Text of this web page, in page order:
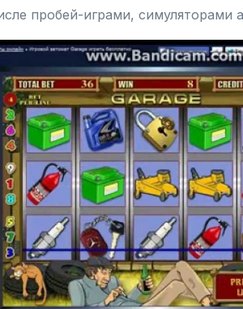
пробей-играми, симуляторами